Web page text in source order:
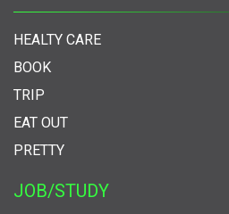
HEALTY CARE
BOOK
TRIP
EAT OUT
PRETTY
JOB/STUDY